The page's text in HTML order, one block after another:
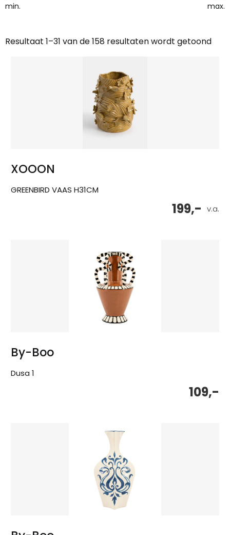
min. max.
Resultaat 1–31 van de 158 resultaten wordt getoond
Gesorteerd
XOOON
GREENBIRD VAAS H31CM
v.a.
199,-
By-Boo
Dusa 1
109,-